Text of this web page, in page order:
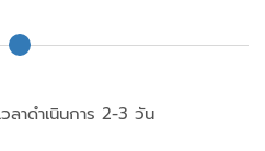
ลาดำเนินการ 2-3 วัน